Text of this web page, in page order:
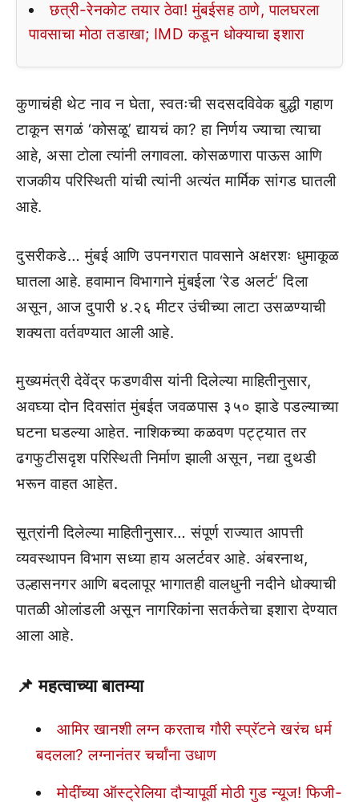
छत्री-रेनकोट तयार ठेवा! मुंबईसह ठाणे, पालघरला
पावसाचा मोठा तडाखा; IMD कडून धोक्याचा इशारा
कुणाचंही थेट नाव न घेता, स्वतःची सदसदविवेक बुद्धी गहाण
टाकून सगळं ‘कोसळू’ द्यायचं का? हा निर्णय ज्याचा त्याचा
आहे, असा टोला त्यांनी लगावला. कोसळणारा पाऊस आणि
राजकीय परिस्थिती यांची त्यांनी अत्यंत मार्मिक सांगड घातली
आहे.
दुसरीकडे… मुंबई आणि उपनगरात पावसाने अक्षरशः धुमाकूळ
घातला आहे. हवामान विभागाने मुंबईला ‘रेड अलर्ट’ दिला
असून, आज दुपारी ४.२६ मीटर उंचीच्या लाटा उसळण्याची
शक्यता वर्तवण्यात आली आहे.
मुख्यमंत्री देवेंद्र फडणवीस यांनी दिलेल्या माहितीनुसार,
अवघ्या दोन दिवसांत मुंबईत जवळपास ३५० झाडे पडल्याच्या
घटना घडल्या आहेत. नाशिकच्या कळवण पट्ट्यात तर
ढगफुटीसदृश परिस्थिती निर्माण झाली असून, नद्या दुथडी
भरून वाहत आहेत.
सूत्रांनी दिलेल्या माहितीनुसार… संपूर्ण राज्यात आपत्ती
व्यवस्थापन विभाग सध्या हाय अलर्टवर आहे. अंबरनाथ,
उल्हासनगर आणि बदलापूर भागातही वालधुनी नदीने धोक्याची
पातळी ओलांडली असून नागरिकांना सतर्कतेचा इशारा देण्यात
आला आहे.
📌महत्वाच्या बातम्या
आमिर खानशी लग्न करताच गौरी स्प्रॅटने खरंच धर्म
बदलला? लग्नानंतर चर्चांना उधाण
मोदींच्या ऑस्ट्रेलिया दौऱ्यापूर्वी मोठी गुड न्यूज! फिजी-